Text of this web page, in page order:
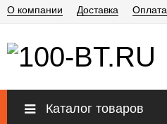
О компании Доставка Оплата
Каталог товаров